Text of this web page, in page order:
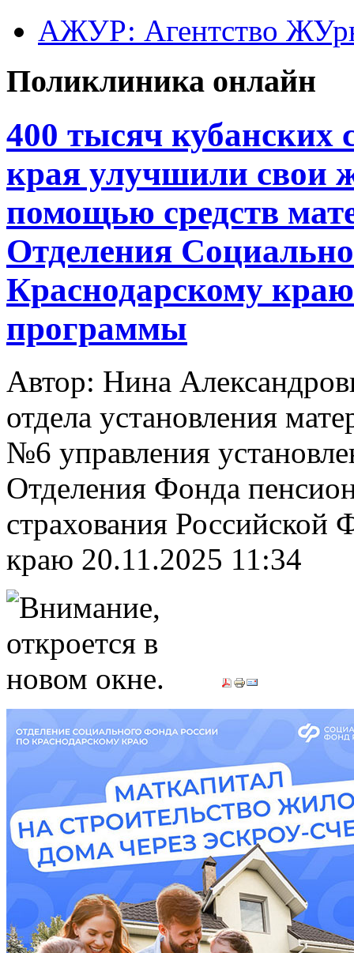
АЖУР: Агентство
Поликлиника онлайн
400 тысяч кубанских
края улучшили свои
помощью средств
Отделения
Краснодарскому
программы
Автор: Нина
отдела установления
№6 управления
Отделения Фонда
страхования Российской
краю 20.11.2025 11:34